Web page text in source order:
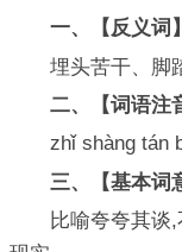
一、【反义词】
埋头苦干、脚
二、【词语注音
zhǐ shàng tán
三、【基本词意
比喻夸夸其谈,